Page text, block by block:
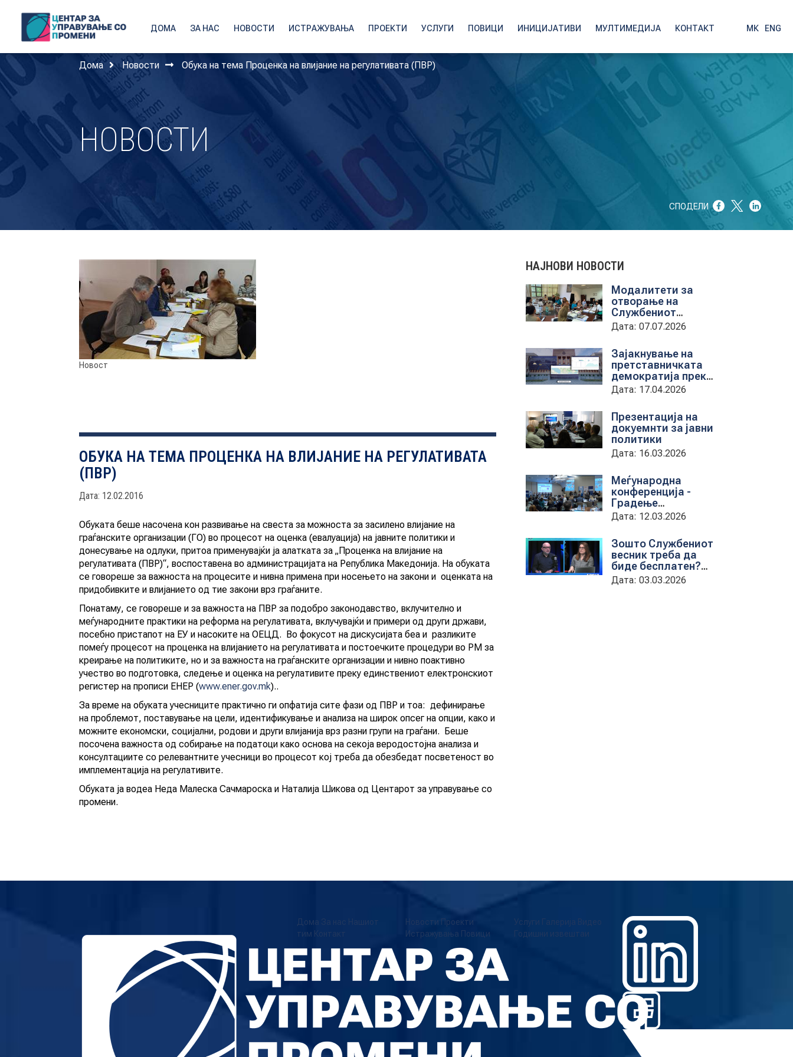
ДОМА ЗА НАС НОВОСТИ ИСТРАЖУВАЊА ПРОЕКТИ УСЛУГИ ПОВИЦИ ИНИЦИЈАТИВИ МУЛТИМЕДИЈА КОНТАКТ МК ENG
Дома Новости Обука на тема Проценка на влијание на регулативата (ПВР)
НОВОСТИ
СПОДЕЛИ
Новост
ОБУКА НА ТЕМА ПРОЦЕНКА НА ВЛИЈАНИЕ НА РЕГУЛАТИВАТА
(ПВР)
Дата: 12.02.2016
Обуката беше насочена кон развивање на свеста за можноста за засилено влијание на
граѓанските организации (ГО) во процесот на оценка (евалуација) на јавните политики и
донесување на одлуки, притоа применувајќи ја алатката за „Проценка на влијание на
регулативата (ПВР)“, воспоставена во администрацијата на Република Македонија. На обуката
се говореше за важноста на процесите и нивна примена при носењето на закони и оценката на
придобивките и влијанието од тие закони врз граѓаните.
Понатаму, се говореше и за важноста на ПВР за подобро законодавство, вклучително и
меѓународните практики на реформа на регулативата, вклучувајќи и примери од други држави,
посебно пристапот на ЕУ и насоките на ОЕЦД. Во фокусот на дискусијата беа и разликите
помеѓу процесот на проценка на влијанието на регулативата и постоечките процедури во РМ за
креирање на политиките, но и за важноста на граѓанските организации и нивно поактивно
учество во подготовка, следење и оценка на регулативите преку единствениот електронскиот
регистер на прописи ЕНЕР (www.ener.gov.mk)..
За време на обуката учесниците практично ги опфатија сите фази од ПВР и тоа: дефинирање
на проблемот, поставување на цели, идентификување и анализа на широк опсег на опции, како и
можните економски, социјални, родови и други влијанија врз разни групи на граѓани. Беше
посочена важноста од собирање на податоци како основа на секоја веродостојна анализа и
консултациите со релевантните учесници во процесот кој треба да обезбедат посветеност во
имплементација на регулативите.
Обуката ја водеа Неда Малеска Сачмароска и Наталија Шикова од Центарот за управување со
промени.
НАЈНОВИ НОВОСТИ
Модалитети за
отворање на
Службениот
весник - Средба со
претставници на
Дата: 07.07.2026
Зајакнување на
претставничката
демократија преку
дигитална алатка
kancelarii.sobranie.mk
Дата: 17.04.2026
Презентација на
докуемнти за јавни
политики
Дата: 16.03.2026
Меѓународна
конференција -
Градење
капацитети на
институциите за
обука на државни
службеници
Дата: 12.03.2026
Зошто Службениот
весник треба да
биде бесплатен?
гостување на
проектната
Дата: 03.03.2026
Дома За нас
Нашиот
тим Контакт
Новости Проекти
Истражувања Повици
Услуги Галерија Видео
Годишни извештаи